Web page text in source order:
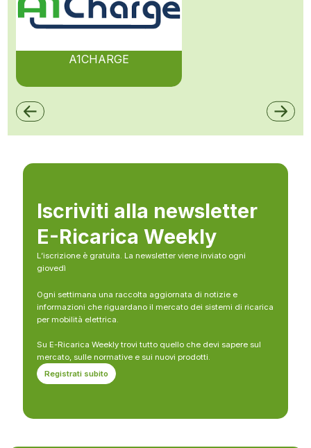
A1CHARGE
Iscriviti alla newsletter
E-Ricarica Weekly
L’iscrizione è gratuita. La newsletter viene inviato ogni
giovedì
Ogni settimana una raccolta aggiornata di notizie e
informazioni che riguardano il mercato dei sistemi di ricarica
per mobilità elettrica.
Su E-Ricarica Weekly trovi tutto quello che devi sapere sul
mercato, sulle normative e sui nuovi prodotti.
Registrati subito